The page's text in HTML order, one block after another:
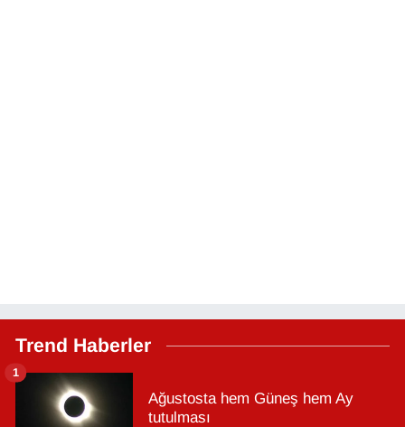
Trend Haberler
Ağustosta hem Güneş hem Ay
tutulması
1